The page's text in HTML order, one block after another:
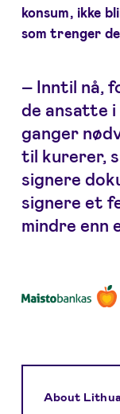
konsum, ikke
som trenger
– Inntil nå,
de ansatte i
ganger
til kurerer,
signere
signere et
mindre enn
About